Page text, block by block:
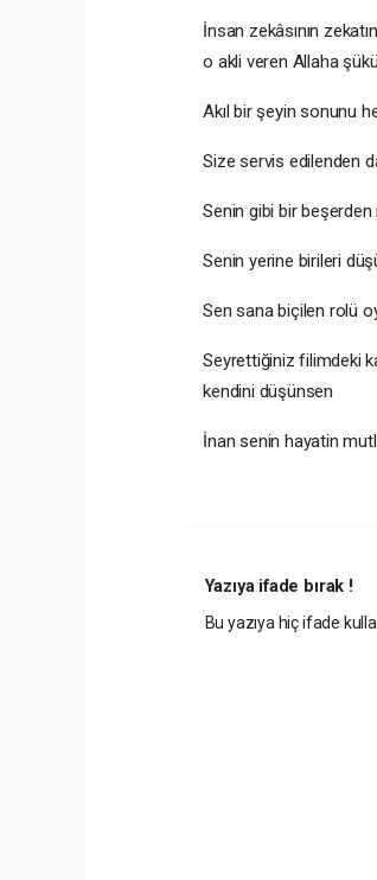
İnsan zekâsının
o akli veren Allaha
Akıl bir şeyin sonunu
Size servis edilenden
Senin gibi bir
Senin yerine birileri
Sen sana biçilen rolü
Seyrettiğiniz filimdeki
kendini düşünsen
İnan senin hayatin
Yazıya ifade bırak !
Bu yazıya hiç ifade